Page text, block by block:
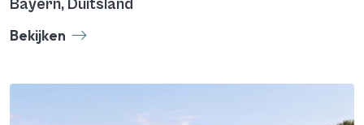
Bayern, Duitsland
Bekijken